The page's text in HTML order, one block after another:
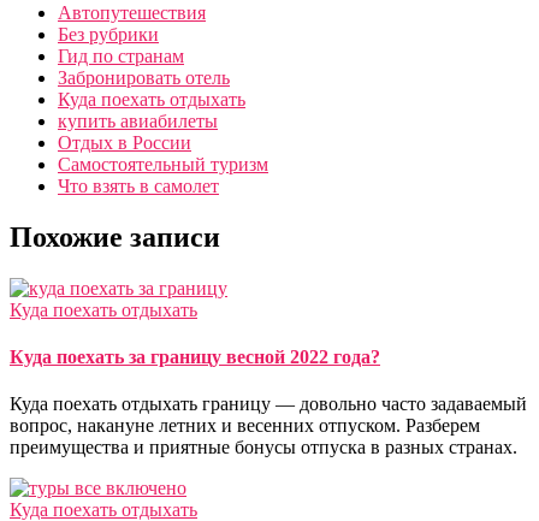
Автопутешествия
Без рубрики
Гид по странам
Забронировать отель
Куда поехать отдыхать
купить авиабилеты
Отдых в России
Самостоятельный туризм
Что взять в самолет
Похожие записи
Куда поехать отдыхать
Куда поехать за границу весной 2022 года?
Куда поехать отдыхать границу — довольно часто задаваемый
вопрос, накануне летних и весенних отпуском. Разберем
преимущества и приятные бонусы отпуска в разных странах.
Куда поехать отдыхать